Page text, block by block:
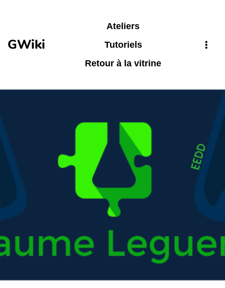
GWiki
Ateliers
Tutoriels
Retour à la vitrine